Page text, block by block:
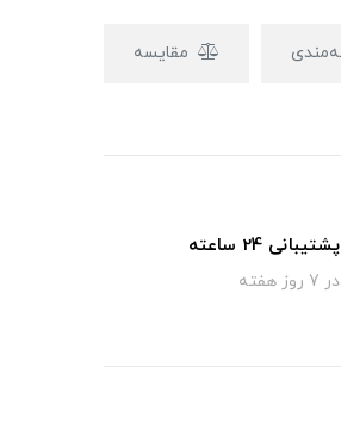
مقایسه
پشتیبانی 24 ساعته
در 7 روز هفته